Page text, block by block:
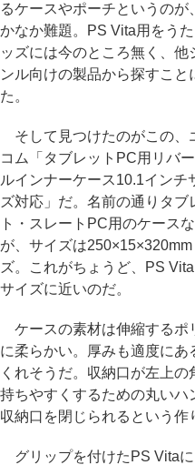
るケースやポーチというのが
かなか難題。PS Vita用をう
ッズには今のところ無く、他
ンル向けの製品から探すこと
た。
そして見つけたのがこの、
コム「タブレットPC用リバ
ルインナーケース10.1インチ
ズ対応」だ。名前の通りタブ
ト・スレートPC用のケース
が、サイズは
ズ。これがちょうど、PS
サイズに近いのだ。
ケースの素材は伸縮するポ
に柔らかい。厚みも適度に
くれそうだ。収納口が左上
持ちやすくするための丸いハ
収納口を閉じられるという作
グリップを付けたPS Vitaに